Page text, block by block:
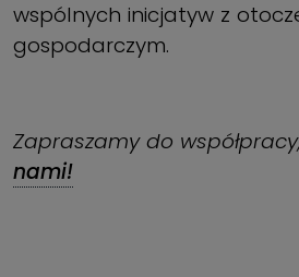
wspólnych inicjatyw z
gospodarczym.
Zapraszamy do współpracy,
nami!